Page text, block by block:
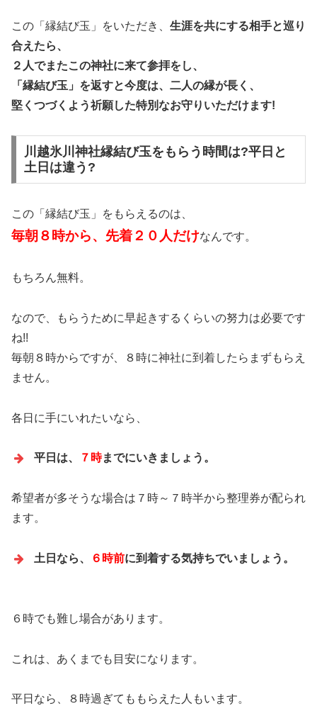
この「縁結び玉」をいただき、 生涯を共にする相手と巡り
合えたら、
２人でまたこの神社に来て参拝をし、
「縁結び玉」を返すと今度は、二人の縁が長く、
堅くつづくよう祈願した特別なお守りいただけます!
川越氷川神社縁結び玉をもらう時間は?平日と
土日は違う?
この「縁結び玉」をもらえるのは、
毎朝８時から、先着２０人だけなんです。
もちろん無料。
なので、もらうために早起きするくらいの努力は必要です
ね!!
毎朝８時からですが、８時に神社に到着したらまずもらえ
ません。
各日に手にいれたいなら、
平日は、 ７時までにいきましょう。
希望者が多そうな場合は７時～７時半から整理券が配られ
ます。
土日なら、 ６時前に到着する気持ちでいましょう。
６時でも難し場合があります。
これは、あくまでも目安になります。
平日なら、８時過ぎてももらえた人もいます。